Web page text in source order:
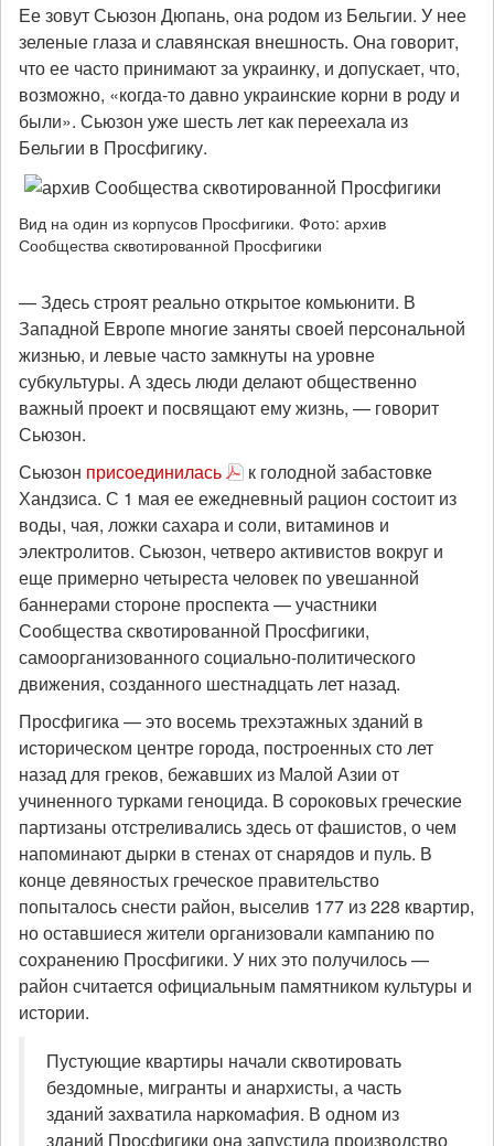
Ее зовут Сьюзон Дюпань, она родом из Бельгии. У нее
зеленые глаза и славянская внешность. Она говорит,
что ее часто принимают за украинку, и допускает, что,
возможно, «когда-то давно украинские корни в роду и
были». Сьюзон уже шесть лет как переехала из
Бельгии в Просфигику.
Вид на один из корпусов Просфигики. Фото: архив
Сообщества сквотированной Просфигики
— Здесь строят реально открытое комьюнити. В
Западной Европе многие заняты своей персональной
жизнью, и левые часто замкнуты на уровне
субкультуры. А здесь люди делают общественно
важный проект и посвящают ему жизнь, — говорит
Сьюзон.
Сьюзон присоединилась
к голодной забастовке
Хандзиса. С 1 мая ее ежедневный рацион состоит из
воды, чая, ложки сахара и соли, витаминов и
электролитов. Сьюзон, четверо активистов вокруг и
еще примерно четыреста человек по увешанной
баннерами стороне проспекта — участники
Сообщества сквотированной Просфигики,
самоорганизованного социально-политического
движения, созданного шестнадцать лет назад.
Просфигика — это восемь трехэтажных зданий в
историческом центре города, построенных сто лет
назад для греков, бежавших из Малой Азии от
учиненного турками геноцида. В сороковых греческие
партизаны отстреливались здесь от фашистов, о чем
напоминают дырки в стенах от снарядов и пуль. В
конце девяностых греческое правительство
попыталось снести район, выселив 177 из 228 квартир,
но оставшиеся жители организовали кампанию по
сохранению Просфигики. У них это получилось —
район считается официальным памятником культуры и
истории.
Пустующие квартиры начали сквотировать
бездомные, мигранты и анархисты, а часть
зданий захватила наркомафия. В одном из
зданий Просфигики она запустила производство